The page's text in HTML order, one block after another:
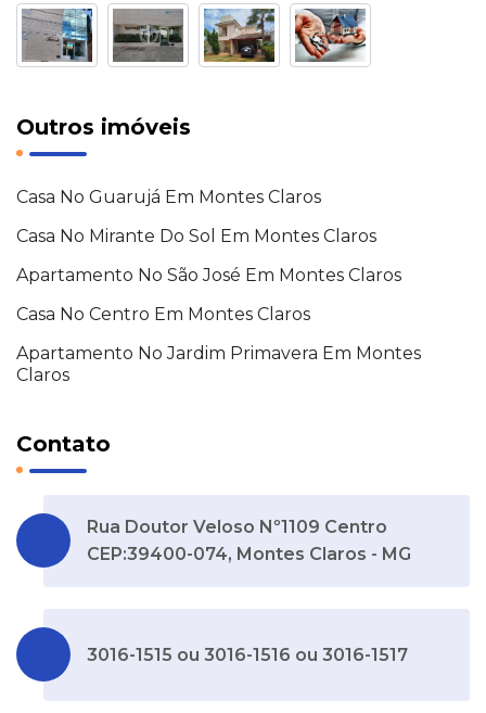
Outros imóveis
Casa No Guarujá Em Montes Claros
Casa No Mirante Do Sol Em Montes Claros
Apartamento No São José Em Montes Claros
Casa No Centro Em Montes Claros
Apartamento No Jardim Primavera Em Montes
Claros
Contato
Rua Doutor Veloso Nº1109 Centro
CEP:39400-074, Montes Claros - MG
3016-1515 ou 3016-1516 ou 3016-1517